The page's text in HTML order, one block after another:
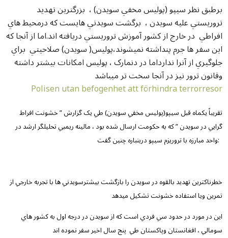
برطبق نظر سيپو (پوليس مخفي سويدن) ، بزرگترين تهديد
تروريستي عليه سويدن ، برگشت سويدني هايست که درمحيط هاي
افراطي در خارج از کشور آموزش تروريستي دريافته اند.اما از آنجا که
اين سفر ها جرم پنداشته نميشوند،پوليس( سويدن) صلاحيتي براي
جلوگيري از آنرا ندارداما در دنمارک ، پوليس امکانات بيشتر داشته
وقانون ترور نيز در آنجا سخت تر ميباشد
Polisen utan befogenhet att förhindra terrorresor
تقريباً يکماه قبل سيپو(پوليس مخفي سويدن) طي يک گزارش ” خشونت افراط
گرايي در سويدن ” که به حکومت ارسال شده بود ، مالينه ريمبي تحليلگر ارشد در
واحد مبارزه با تروريزم سيپو درينباره چنين گفت:
خطرناکترين تهديد بالقوه در سويدن را بازگشت بيشترسويدني ها با تجربه خارجي از
تمرين ويا استفاده خشونت تشکيل ميدهد
اين در مورد در حدود سي فردي است که از سويدن در درجه اول به کشور هاي
سومالي ، افغانستان وپاکستان طي پنج سال اخير سفر نموده اند